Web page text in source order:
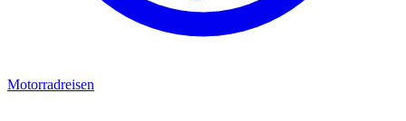
Motorradreisen